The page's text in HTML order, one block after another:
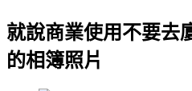
就說商業使用不要去
的相簿照片